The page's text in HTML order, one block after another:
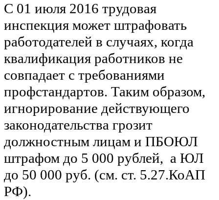
С 01 июля 2016 трудовая
инспекция может штрафовать
работодателей в случаях, когда
квалификация работников не
совпадает с требованиями
профстандартов. Таким образом,
игнорирование действующего
законодательства грозит
должностным лицам и ПБОЮЛ
штрафом до 5 000 рублей, а ЮЛ
до 50 000 руб. (см. ст. 5.27.КоАП
РФ).